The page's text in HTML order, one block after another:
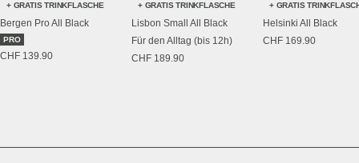
+ GRATIS TRINKFLASCHE
Bergen Pro All Black
PRO
CHF 139.90
+ GRATIS TRINKFLASCHE
Lisbon Small All Black
Für den Alltag (bis 12h)
CHF 189.90
+ GRATIS
Helsinki All Black
CHF 169.90